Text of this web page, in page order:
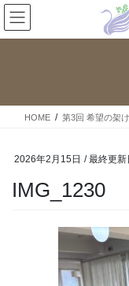
コ
ン
テ
ス
ナ
ビ
ゲ
ン
HOME 第3回 希望の架
2026年2月15日 / 最終更新
IMG_1230